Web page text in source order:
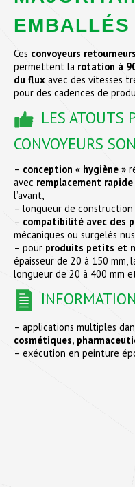
EMBALLÉS
Ces convoyeurs retourneurs
permettent la rotation à
du flux avec des vitesses
pour des cadences de
LES ATOUTS
CONVOYEURS
– conception « hygiène »
avec remplacement
l’avant,
– longueur de construction
– compatibilité avec des
mécaniques ou surgelés nus,
– pour produits petits et
épaisseur de 20 à 150 mm,
longueur de 20 à 400 mm
– applications multiples
cosmétiques,
– exécution en peinture